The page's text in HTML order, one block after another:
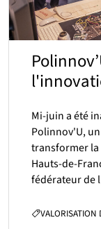
Mi-juin a été
Polinnov'U,
transformer la
Hauts-de-
fédérateur de
CATÉGORIES :
VALORISATION